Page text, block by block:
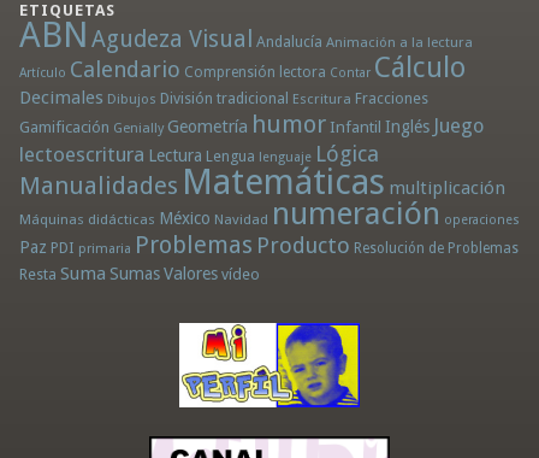
ETIQUETAS
ABN Agudeza Visual Andalucía Animación a la lectura
Artículo Calendario Comprensión lectora Contar Cálculo
Decimales Dibujos División tradicional Escritura Fracciones
Gamificación Genially Geometría humor Infantil Inglés Juego
lectoescritura Lectura Lengua lenguaje Lógica
Manualidades Matemáticas multiplicación
Máquinas didácticas México Navidad numeración operaciones
Paz PDI primaria Problemas Producto Resolución de Problemas
Resta Suma Sumas Valores vídeo